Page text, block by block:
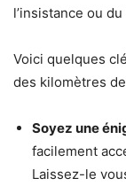
l’insistance ou
Voici quelques
des kilomètres
Soyez une
facilement
Laissez-le